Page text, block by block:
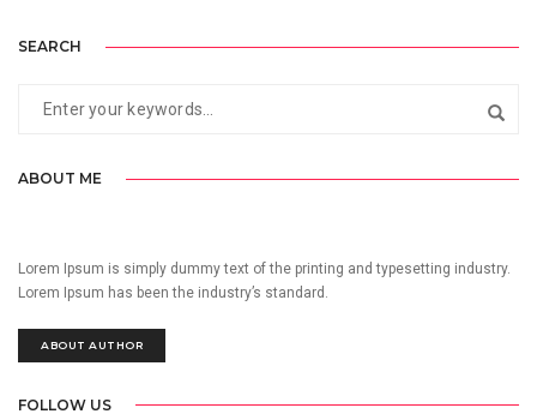
SEARCH
ABOUT ME
Lorem Ipsum is simply dummy text of the printing and typesetting industry.
Lorem Ipsum has been the industry’s standard.
ABOUT AUTHOR
FOLLOW US